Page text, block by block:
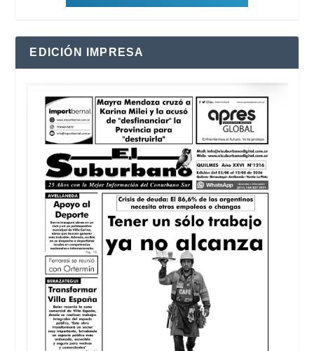
EDICIÓN IMPRESA